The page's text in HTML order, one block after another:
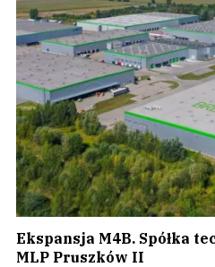
Ekspansja M4B. Spółka
MLP Pruszków II